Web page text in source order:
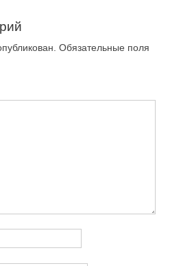
Обязательные поля